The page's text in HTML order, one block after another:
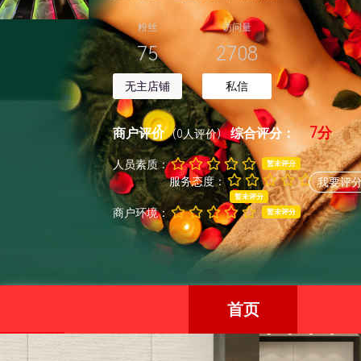
粉丝
75
无主店铺
访问量
2708
私信
商户评价 (0人评价)综合评分： 7分
人员素质： 暂未评分
服务态度：
暂未评分
商户环境： 暂未评分
我要评
首页